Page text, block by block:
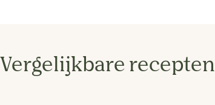
Vergelijkbare recepten